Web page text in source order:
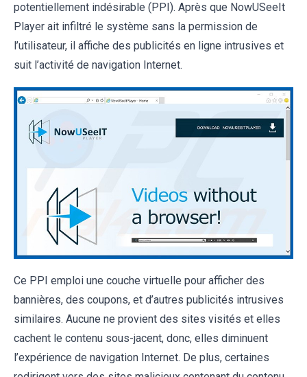
potentiellement indésirable (PPI). Après que NowUSeeIt
Player ait infiltré le système sans la permission de
l’utilisateur, il affiche des publicités en ligne intrusives et
suit l’activité de navigation Internet.
Ce PPI emploi une couche virtuelle pour afficher des
bannières, des coupons, et d’autres publicités intrusives
similaires. Aucune ne provient des sites visités et elles
cachent le contenu sous-jacent, donc, elles diminuent
l’expérience de navigation Internet. De plus, certaines